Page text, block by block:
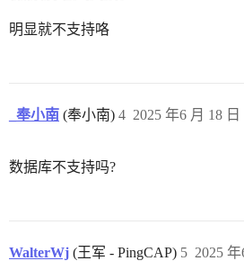
明显就不支持咯
_奉小南 (奉小南) 2025 年6 月 18 日
4
数据库不支持吗?
WalterWj (王军 - PingCAP) 2025
5